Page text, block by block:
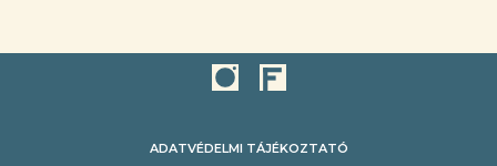
ADATVÉDELMI TÁJÉKOZTATÓ